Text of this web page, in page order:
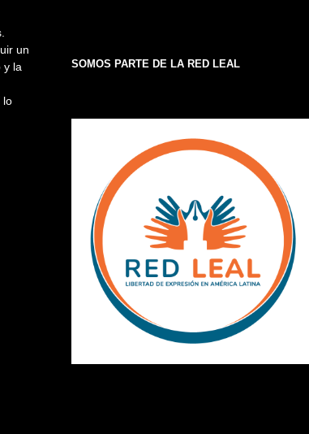
un
y la
lo
SOMOS PARTE DE LA RED LEAL